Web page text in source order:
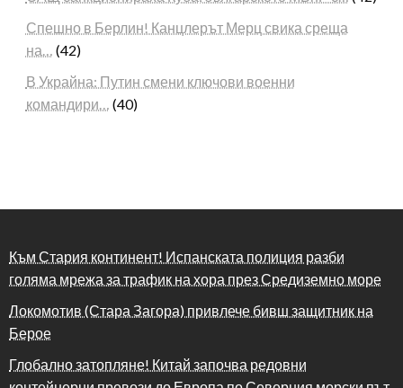
Спешно в Берлин! Канцлерът Мерц свика среща
на… (42)
В Украйна: Путин смени ключови военни
командири… (40)
Към Стария континент! Испанската полиция разби
голяма мрежа за трафик на хора през Средиземно море
Локомотив (Стара Загора) привлече бивш защитник на
Берое
Глобално затопляне! Китай започва редовни